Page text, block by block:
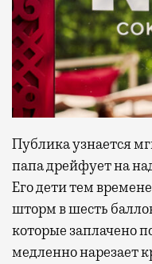
Публика узнается
папа дрейфует на
Его дети тем
шторм в шесть
которые заплачено
медленно нарезает